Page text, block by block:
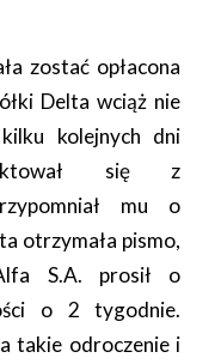
zostać opłacona
Delta wciąż nie
kolejnych dni
się z
mu o
otrzymała pismo,
S.A. prosił o
o 2 tygodnie.
takie odroczenie i